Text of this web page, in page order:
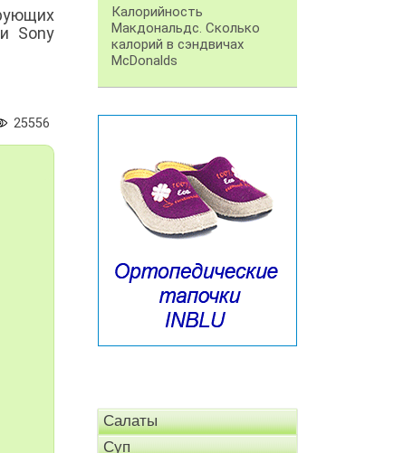
Sony
25556
Калорийность
Макдональдс. Сколько
калорий в сэндвичах
McDonalds
Салаты
Суп